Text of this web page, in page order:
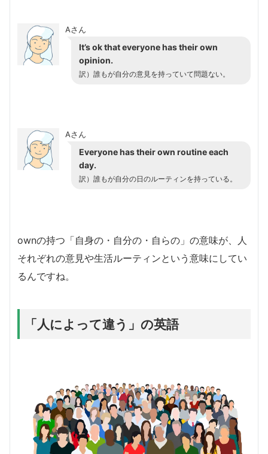
Aさん
It’s ok that everyone has their own
opinion.
訳）誰もが自分の意見を持っていて問題ない。
Aさん
Everyone has their own routine each
day.
訳）誰もが自分の日のルーティンを持っている。
ownの持つ「自身の・自分の・自らの」の意味が、人
それぞれの意見や生活ルーティンという意味にしてい
るんですね。
「人によって違う」の英語